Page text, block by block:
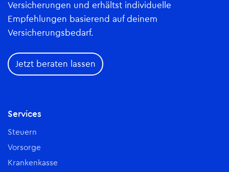
Versicherungen und erhältst individuelle
Empfehlungen basierend auf deinem
Versicherungsbedarf.
Jetzt beraten lassen
Services
Steuern
Vorsorge
Krankenkasse